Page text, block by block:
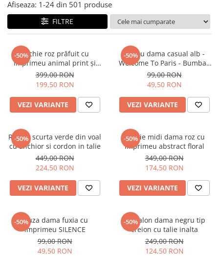
Tricouri si topuri
Rochii de eveniment
Afiseaza: 1-24 din 501 produse
FILTRE
-50%Rochie roz prăfuit cu
imprimeu animal print și
curea
399,00 RON
199,50 RON
VEZI VARIANTE
-50%
Tricou dama casual alb -
Welcome To Paris - Bumbac
Organic
99,00 RON
49,50 RON
VEZI VARIANTE
-50%
Rochie scurta verde din voal
cu anchior si cordon in talie
449,00 RON
224,50 RON
VEZI VARIANTE
-50%
Rochie midi dama roz cu
imprimeu abstract floral
349,00 RON
174,50 RON
VEZI VARIANTE
-50%Bluza dama fuxia cu
imprimeu SILENCE
99,00 RON
49,50 RON
-50%
Pantalon dama negru tip
creion cu talie inalta
249,00 RON
124,50 RON